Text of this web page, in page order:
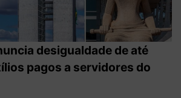
desigualdade de até
pagos a servidores do